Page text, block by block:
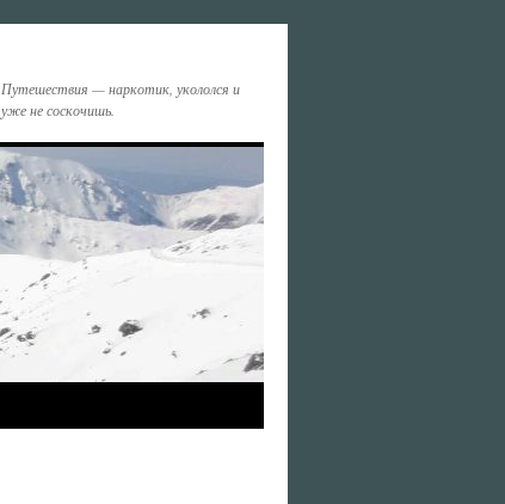
Путешествия — наркотик, укололся и
уже не соскочишь.